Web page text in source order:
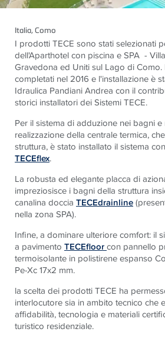
Italia, Como
I prodotti TECE sono stati selezionati
dell'Aparthotel con piscina e SPA -
Gravedona ed Uniti sul Lago di
completati nel 2016 e l'installazione è
Idraulica Pandiani Andrea con il
storici installatori dei Sistemi TECE.
Per il sistema di adduzione nei bagni e
realizzazione della centrale termica,
struttura, è stato installato il sistema
TECEflex.
La robusta ed elegante placca di
impreziosisce i bagni della struttura
canalina doccia TECEdrainline
nella zona SPA).
Infine, a dominare ulteriore comfort: il
a pavimento TECEfloorcon pannello
termoisolante in polistirene espanso
Pe-Xc 17x2 mm.
la scelta dei prodotti TECE ha
interlocutore sia in ambito tecnico che
affidabilità, tecnologia e materiali
turistico residenziale.